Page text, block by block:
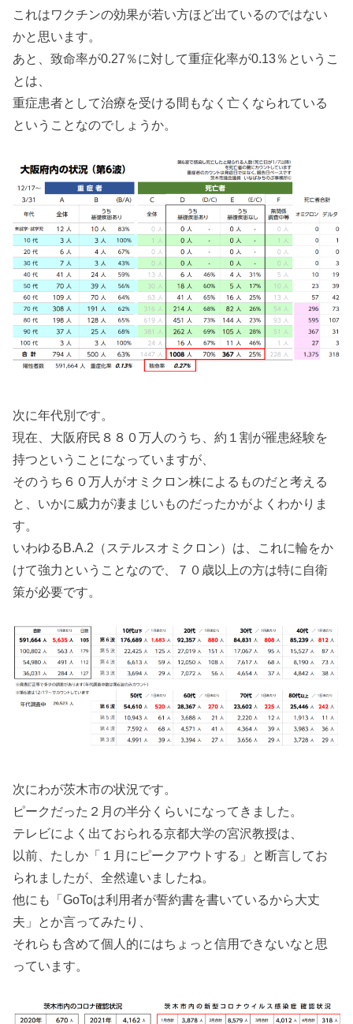
これはワクチンの効果が若い方ほど出ているのではない
かと思います。
あと、致命率が0.27％に対して重症化率が0.13％というこ
とは、
重症患者として治療を受ける間もなく亡くなられている
ということなのでしょうか。
次に年代別です。
現在、大阪府民８８０万人のうち、約１割が罹患経験を
持つということになっていますが、
そのうち６０万人がオミクロン株によるものだと考える
と、いかに威力が凄まじいものだったかがよくわかりま
す。
いわゆるB.A.2（ステルスオミクロン）は、これに輪をか
けて強力ということなので、７０歳以上の方は特に自衛
策が必要です。
次にわが茨木市の状況です。
ピークだった２月の半分くらいになってきました。
テレビによく出ておられる京都大学の宮沢教授は、
以前、たしか「１月にピークアウトする」と断言してお
られましたが、全然違いましたね。
他にも「GoToは利用者が誓約書を書いているから大丈
夫」とか言ってみたり、
それらも含めて個人的にはちょっと信用できないなと思
っています。